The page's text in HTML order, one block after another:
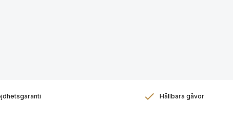
Hållbara gåvor